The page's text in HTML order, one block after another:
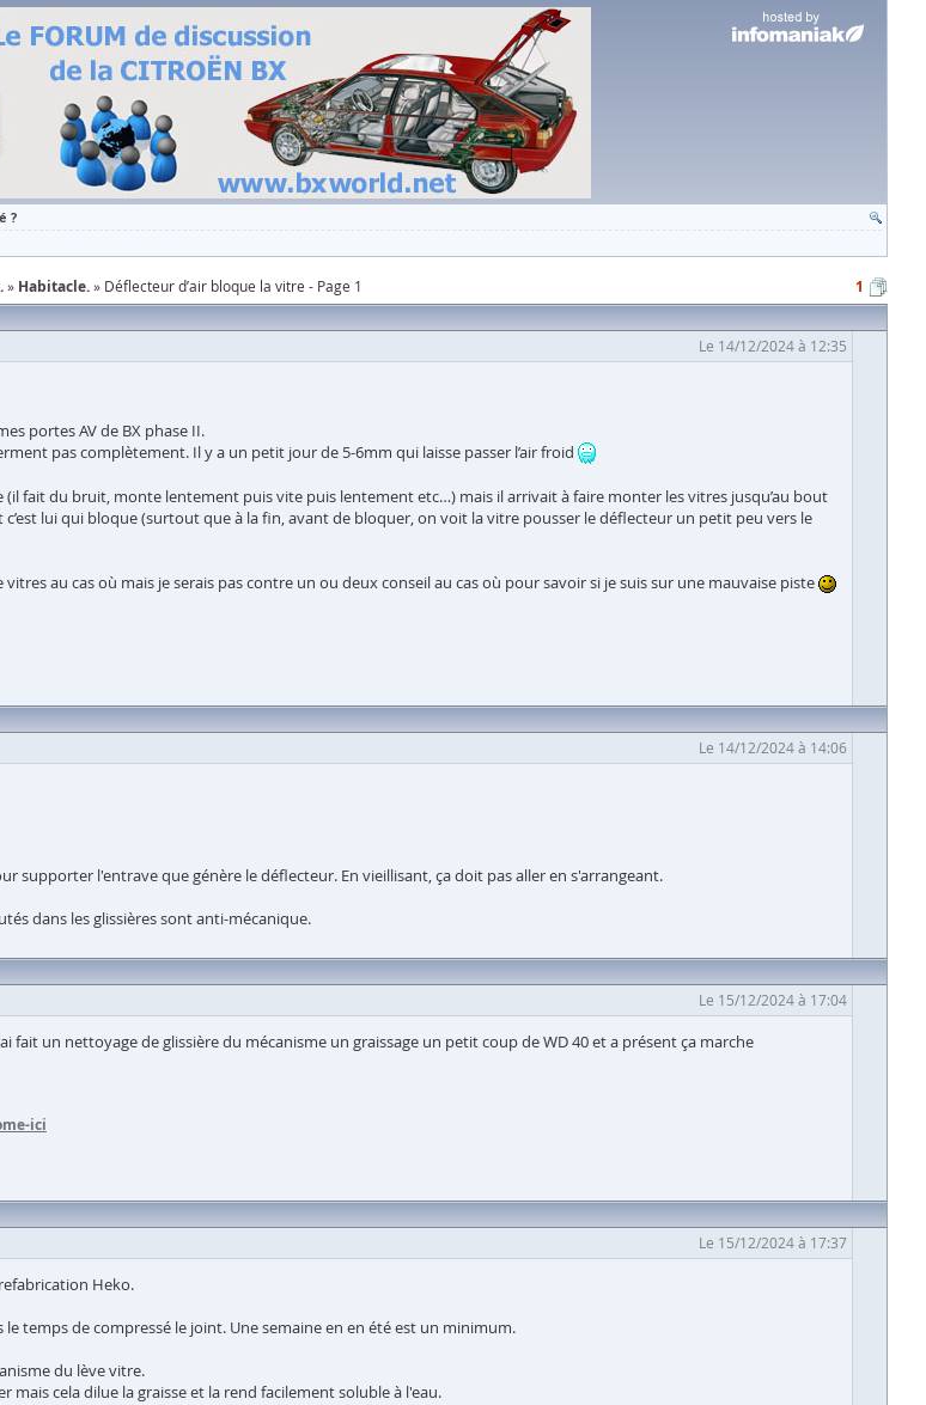
?
Habitacle. Déflecteur d’air bloque la vitre - Page 1
1
Le 14/12/2024 à 12:35
portes AV de BX phase II.
pas complètement. Il y a un petit jour de 5-6mm qui laisse passer l’air froid
fait du bruit, monte lentement puis vite puis lentement etc…) mais il arrivait à faire monter les vitres jusqu’au bout
lui qui bloque (surtout que à la fin, avant de bloquer, on voit la vitre pousser le déflecteur un petit peu vers le
au cas où mais je serais pas contre un ou deux conseil au cas où pour savoir si je suis sur une mauvaise piste
Le 14/12/2024 à 14:06
supporter l'entrave que génère le déflecteur. En vieillisant, ça doit pas aller en s'arrangeant.
dans les glissières sont anti-mécanique.
Le 15/12/2024 à 17:04
fait un nettoyage de glissière du mécanisme un graissage un petit coup de WD 40 et a présent ça marche
ici
Le 15/12/2024 à 17:37
Heko.
temps de compressé le joint. Une semaine en en été est un minimum.
du lève vitre.
mais cela dilue la graisse et la rend facilement soluble à l'eau.